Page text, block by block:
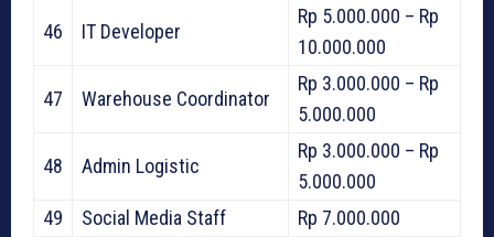
46 IT Developer
Rp 5.000.000 – Rp
10.000.000
47 Warehouse Coordinator
Rp 3.000.000 – Rp
5.000.000
48 Admin Logistic
Rp 3.000.000 – Rp
5.000.000
49
Social Media Staff
Rp 7.000.000